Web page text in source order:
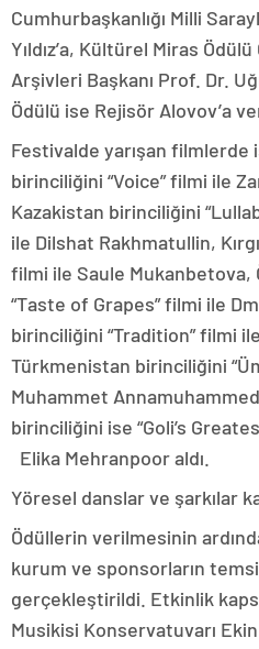
Cumhurbaşkanlığı Milli
Yıldız’a, Kültürel Miras
Arşivleri Başkanı Prof. Dr.
Ödülü ise Rejisör Alovov’a
Festivalde yarışan filmlerde
birinciliğini “Voice” filmi ile
Kazakistan birinciliğini
ile Dilshat Rakhmatullin,
filmi ile Saule
“Taste of Grapes” filmi ile
birinciliğini “Tradition” filmi
Türkmenistan birinciliğini
Muhammet
birinciliğini ise “Goli’s
Elika Mehranpoor aldı.
Yöresel danslar ve şarkılar
Ödüllerin verilmesinin
kurum ve sponsorların
gerçekleştirildi. Etkinlik
Musikisi Konservatuvarı